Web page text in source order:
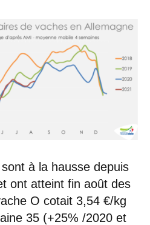
à la hausse depuis
ont atteint fin août des
O cotait 3,54 €/kg
35 (+25% /2020 et